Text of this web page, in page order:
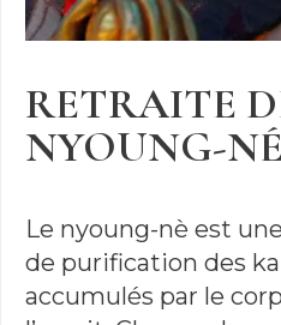
RETRAITE
NYOUNG-
Le nyoung-nè est
de purification des
accumulés par le